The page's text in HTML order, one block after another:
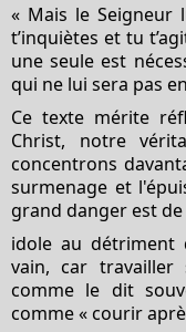
« Mais le
t’inquiètes et tu
une seule est
qui ne lui sera pas
Ce texte mérite
Christ, notre
concentrons
surmenage et
grand danger est
idole au détriment
vain, car travailler
comme le dit
comme « courir